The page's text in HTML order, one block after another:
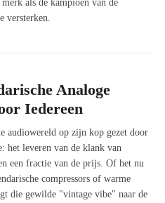
als dé kampioen van de
versterken.
Analoge
Iedereen
audiowereld op zijn kop gezet door
het leveren van de klank van
een fractie van de prijs. Of het nu
compressors of warme
die gewilde "vintage vibe" naar de